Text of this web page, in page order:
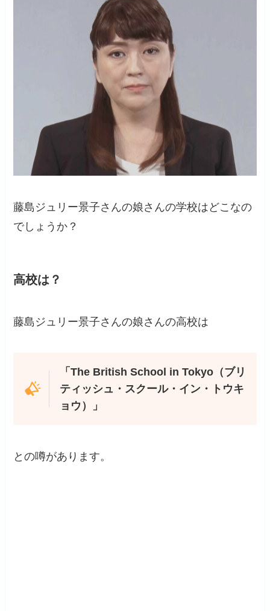
藤島ジュリー景子さんの娘さんの学校はどこなの
でしょうか？
高校は？
藤島ジュリー景子さんの娘さんの高校は
「The British School in Tokyo（ブリ
ティッシュ・スクール・イン・トウキ
ョウ）」
との噂があります。